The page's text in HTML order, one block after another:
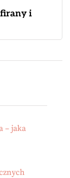
i
– jaka